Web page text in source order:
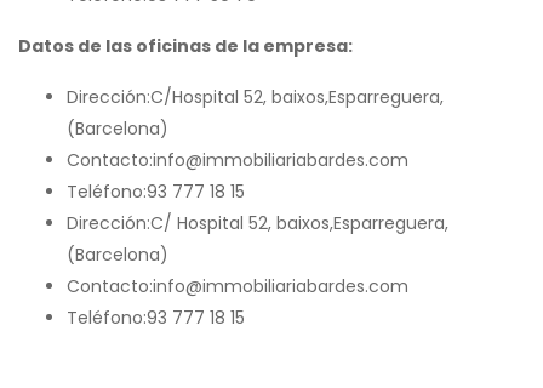
Datos de las oficinas de la empresa:
Dirección:C/Hospital 52, baixos,Esparreguera,
(Barcelona)
Contacto:info@immobiliariabardes.com
Teléfono:93 777 18 15
Dirección:C/ Hospital 52, baixos,Esparreguera,
(Barcelona)
Contacto:info@immobiliariabardes.com
Teléfono:93 777 18 15